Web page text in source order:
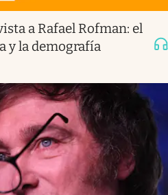
a Rafael Rofman: el
y la demografía